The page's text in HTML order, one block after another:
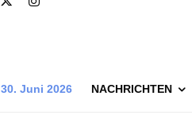
30. Juni 2026 NACHRICHTEN